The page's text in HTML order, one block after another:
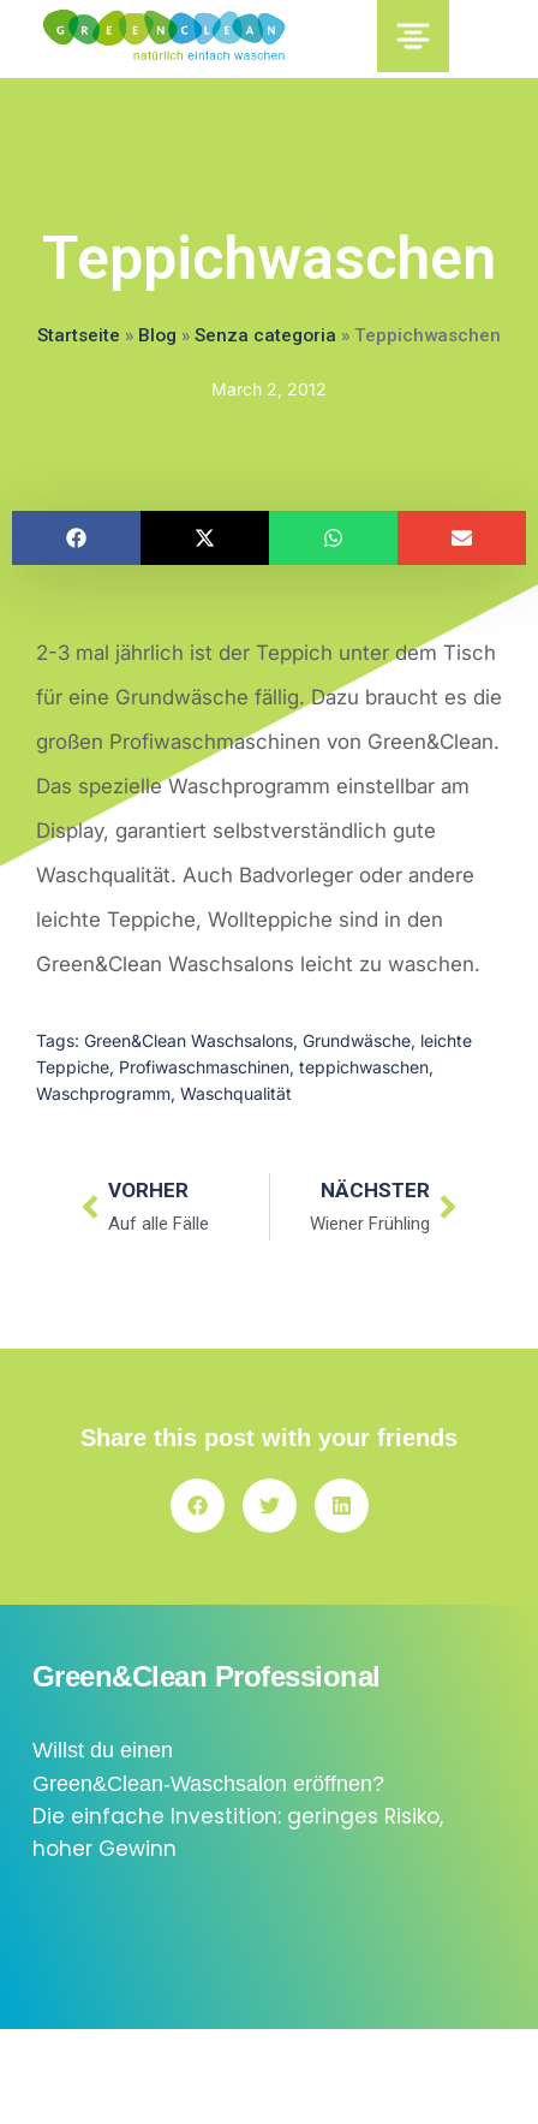
content
Teppichwaschen
Startseite » Blog » Senza categoria » Teppichwaschen
March 2, 2012
2-3 mal jährlich ist der Teppich unter dem Tisch
für eine Grundwäsche fällig. Dazu braucht es die
großen Profiwaschmaschinen von Green&Clean.
Das spezielle Waschprogramm einstellbar am
Display, garantiert selbstverständlich gute
Waschqualität. Auch Badvorleger oder andere
leichte Teppiche, Wollteppiche sind in den
Green&Clean Waschsalons leicht zu waschen.
Tags: Green&Clean Waschsalons, Grundwäsche, leichte
Teppiche, Profiwaschmaschinen, teppichwaschen,
Waschprogramm, Waschqualität
VORHER
Auf alle Fälle
NÄCHSTER
Wiener Frühling
Share this post with your friends
Green&Clean Professional
Willst du einen
Green&Clean-Waschsalon eröffnen?
Die einfache Investition: geringes Risiko,
hoher Gewinn